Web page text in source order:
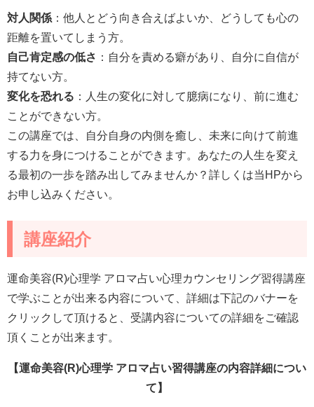
対人関係 ：他人とどう向き合えばよいか、どうしても心の
距離を置いてしまう方。
自己肯定感の低さ ：自分を責める癖があり、自分に自信が
持てない方。
変化を恐れる ：人生の変化に対して臆病になり、前に進む
ことができない方。
この講座では、自分自身の内側を癒し、未来に向けて前進
する力を身につけることができます。あなたの人生を変え
る最初の一歩を踏み出してみませんか？詳しくは当HPから
お申し込みください。
講座紹介
運命美容(R)心理学 アロマ占い心理カウンセリング習得講座
で学ぶことが出来る内容について、詳細は下記のバナーを
クリックして頂けると、受講内容についての詳細をご確認
頂くことが出来ます。
【運命美容(R)心理学 アロマ占い習得講座の内容詳細につい
て】